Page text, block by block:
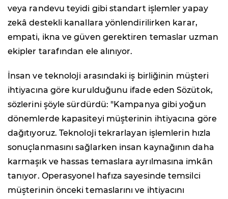
veya randevu teyidi gibi standart işlemler yapay
zekâ destekli kanallara yönlendirilirken karar,
empati, ikna ve güven gerektiren temaslar uzman
ekipler tarafından ele alınıyor.
İnsan ve teknoloji arasındaki iş birliğinin müşteri
ihtiyacına göre kurulduğunu ifade eden Sözütok,
sözlerini şöyle sürdürdü: "Kampanya gibi yoğun
dönemlerde kapasiteyi müşterinin ihtiyacına göre
dağıtıyoruz. Teknoloji tekrarlayan işlemlerin hızla
sonuçlanmasını sağlarken insan kaynağının daha
karmaşık ve hassas temaslara ayrılmasına imkân
tanıyor. Operasyonel hafıza sayesinde temsilci
müşterinin önceki temaslarını ve ihtiyacını